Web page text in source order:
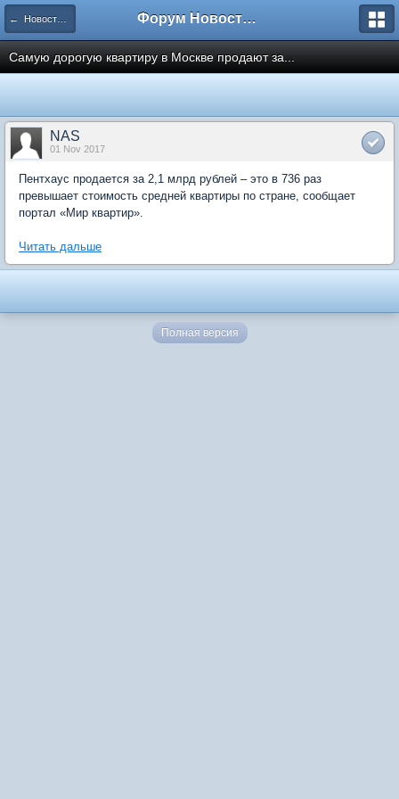
← Новости рынка недвижимости Форум Новостройки
Самую дорогую квартиру в Москве продают за...
NAS
01 Nov 2017
Пентхаус продается за 2,1 млрд рублей – это в 736 раз
превышает стоимость средней квартиры по стране, сообщает
портал «Мир квартир».
Читать дальше
Полная версия